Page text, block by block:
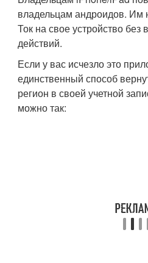
владельцам андроидов. Им
Ток на свое устройство
действий.
Если у вас исчезло это
единственный способ
регион в своей учетной
можно так: